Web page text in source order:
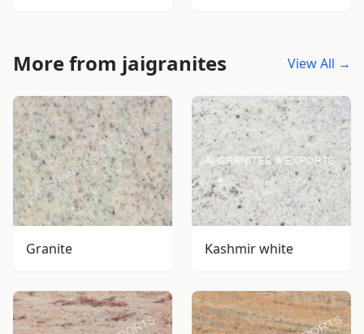
More from jaigranites View All →
Granite Kashmir white